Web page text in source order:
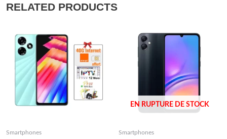
RELATED PRODUCTS
Smartphones
EN RUPTURE DE STOCK
Smartphones